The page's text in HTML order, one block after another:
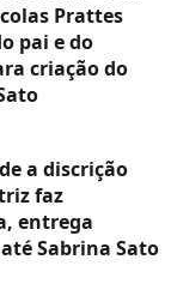
Prattes
pai e do
criação do
a discrição
faz
entrega
Sabrina Sato